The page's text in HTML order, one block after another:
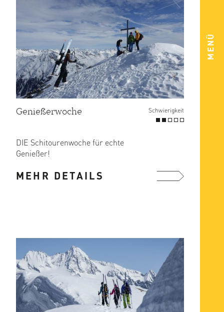
MENÜ
Genießerwoche Schwierigkeit
DIE Schitourenwoche für echte
Genießer!
Woche voller Abenteuer und ...
MEHR DETAILS